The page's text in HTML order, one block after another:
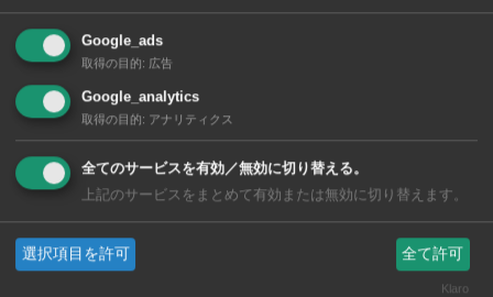
【タイ・バンコク】 コンビニ（セブンイレブン）で買える薬 2026年
版
Google_ads
取得の目的: 広告
Google_analytics
取得の目的: アナリティクス
全てのサービスを有効／無効に切り替える。
上記のサービスをまとめて有効または無効に切り替えます。
選択項目を許可 全て許可
Klaro